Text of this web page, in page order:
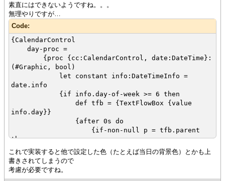
素直にはできないようですね。。。
無理やりですが…
Code:
{CalendarControl
day-proc =
{proc {cc:CalendarControl, date:DateTime}:
(#Graphic, bool)
let constant info:DateTimeInfo =
date.info
{if info.day-of-week >= 6 then
def tfb = {TextFlowBox {value
info.day}}
{after 0s do
{if-non-null p = tfb.parent
then
set p.background =
{if info.day-of-week
== 6 then
"lightblue"
これで実装すると他で設定した色（たとえば当日の背景色）とかも上
書きされてしまうので
考慮が必要ですね。